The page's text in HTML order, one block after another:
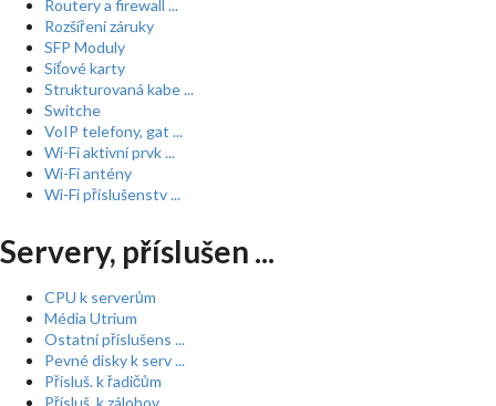
Routery a firewall ...
Rozšíření záruky
SFP Moduly
Síťové karty
Strukturovaná kabe ...
Switche
VoIP telefony, gat ...
Wi-Fi aktivní prvk ...
Wi-Fi antény
Wi-Fi příslušenstv ...
Servery, příslušen ...
CPU k serverům
Média Utrium
Ostatní příslušens ...
Pevné disky k serv ...
Přísluš. k řadičům
Přísluš. k zálohov ...